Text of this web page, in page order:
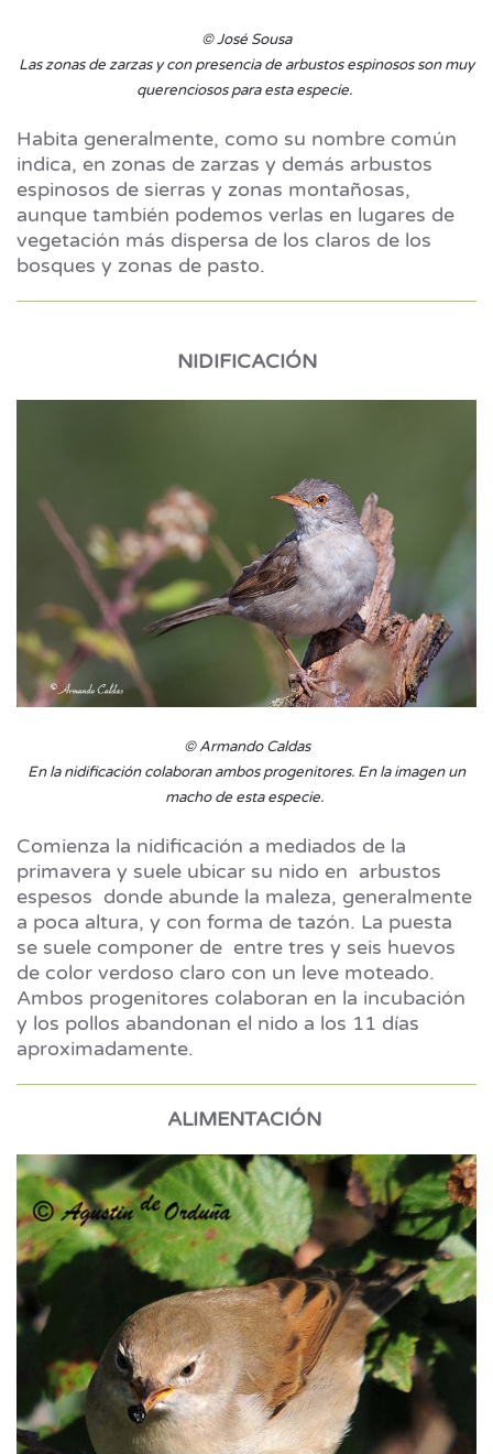
© José Sousa
Las zonas de zarzas y con presencia de arbustos espinosos son muy
querenciosos para esta especie.
Habita generalmente, como su nombre común
indica, en zonas de zarzas y demás arbustos
espinosos de sierras y zonas montañosas,
aunque también podemos verlas en lugares de
vegetación más dispersa de los claros de los
bosques y zonas de pasto.
NIDIFICACIÓN
© Armando Caldas
En la nidificación colaboran ambos progenitores. En la imagen un
macho de esta especie.
Comienza la nidificación a mediados de la
primavera y suele ubicar su nido en arbustos
espesos donde abunde la maleza, generalmente
a poca altura, y con forma de tazón. La puesta
se suele componer de entre tres y seis huevos
de color verdoso claro con un leve moteado.
Ambos progenitores colaboran en la incubación
y los pollos abandonan el nido a los 11 días
aproximadamente.
ALIMENTACIÓN